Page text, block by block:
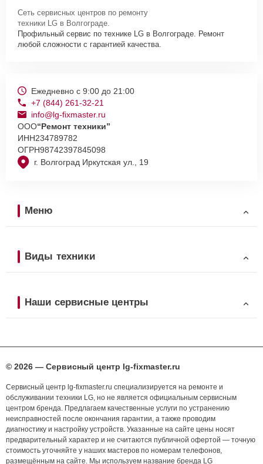
Сеть сервисных центров по ремонту
техники LG в Волгограде.
Профильный сервис по технике LG в Волгограде. Ремонт
любой сложности с гарантией качества.
г. Волгоград Иркутская ул., 19
Ежедневно с 9:00 до 21:00
+7 (844) 261-32-21
info@lg-fixmaster.ru
ООО“Ремонт техники”
ИНН234789782
ОГРН98742397845098
Меню
Виды техники
Наши сервисные центры
© 2026 — Сервисный центр lg-fixmaster.ru
Сервисный центр lg-fixmaster.ru специализируется на ремонте и
обслуживании техники LG, но не является официальным сервисным
центром бренда. Предлагаем качественные услуги по устранению
неисправностей после окончания гарантии, а также проводим
диагностику и настройку устройств. Указанные на сайте цены носят
предварительный характер и не считаются публичной офертой — точную
стоимость уточняйте у наших мастеров по номерам телефонов,
размещённым на сайте. Мы используем название бренда LG